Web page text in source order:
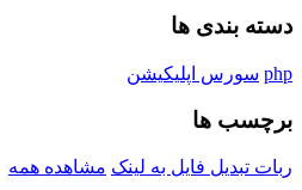
دسته بندی ها
php سورس اپلیکیشن
برچسب ها
ربات تبدیل فایل به لینک مشاهده همه